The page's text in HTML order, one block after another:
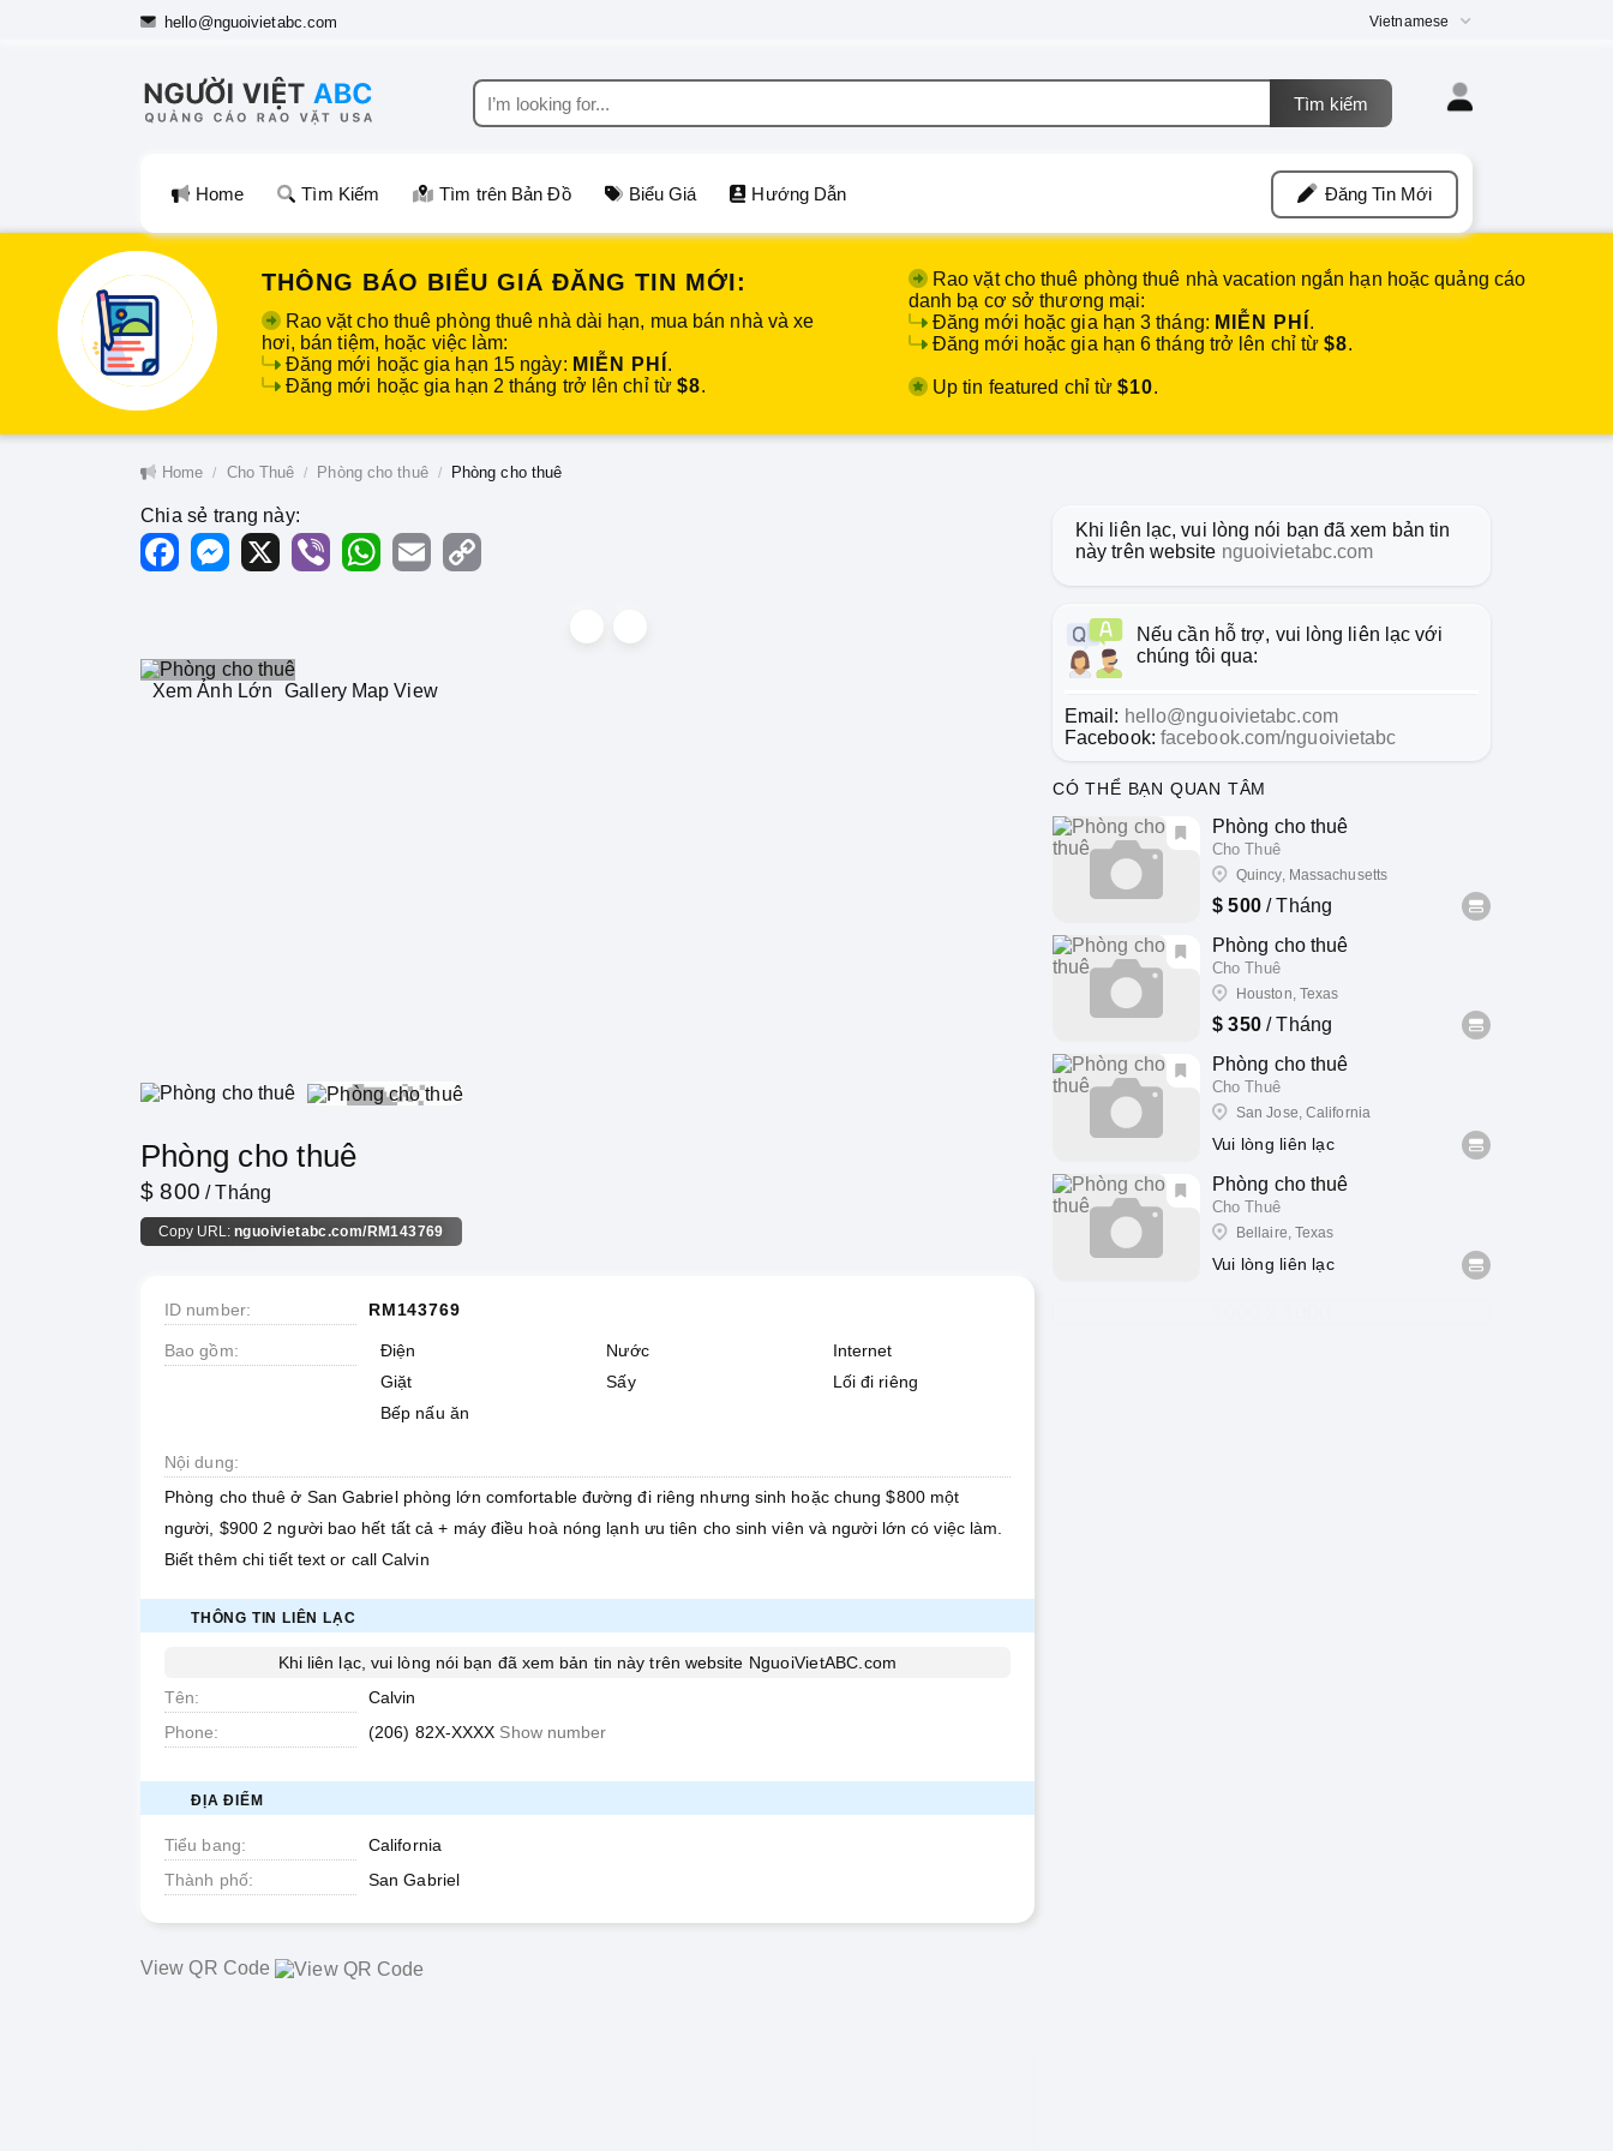
hello@nguoivietabc.com Vietnamese
Home Tìm Kiếm Tìm trên Bản Đồ Biểu Giá Hướng Dẫn Đăng Tin Mới
THÔNG BÁO BIỂU GIÁ ĐĂNG TIN MỚI:
Rao vặt cho thuê phòng thuê nhà dài hạn, mua bán nhà và xe
hơi, bán tiệm, hoặc việc làm:
Đăng mới hoặc gia hạn 15 ngày: MIỄN PHÍ .
Đăng mới hoặc gia hạn 2 tháng trở lên chỉ từ$8.
Rao vặt cho thuê phòng thuê nhà vacation ngắn hạn hoặc quảng cáo
danh bạ cơ sở thương mại:
Đăng mới hoặc gia hạn 3 tháng: MIỄN PHÍ .
Đăng mới hoặc gia hạn 6 tháng trở lên chỉ từ$8.
Up tin featured chỉ từ$10.
Home Cho Thuê Phòng cho thuê Phòng cho thuê
Khi liên lạc, vui lòng nói bạn đã xem bản tin
này trên website nguoivietabc.com
Nếu cần hỗ trợ, vui lòng liên lạc với
chúng tôi qua:
Email: hello@nguoivietabc.com
Facebook: facebook.com/nguoivietabc
CÓ THỂ BẠN QUAN TÂM
Phòng cho thuê
Cho Thuê
Quincy, Massachusetts
$ 500 / Tháng
Phòng cho thuê
Cho Thuê
Houston, Texas
$ 350 / Tháng
Phòng cho thuê
Cho Thuê
San Jose, California
Vui lòng liên lạc
Phòng cho thuê
Cho Thuê
Bellaire, Texas
Vui lòng liên lạc
Chia sẻ trang này:
FacebookMessenger
X Viber WhatsApp
Email
Xem Ảnh Lớn Gallery Map View
Phòng cho thuê
$ 800 / Tháng
Copy URL: nguoivietabc.com/RM143769
ID number RM143769
Bao gồm Điện Nước
Internet
Giặt
Sấy
Lối đi riêng
Bếp nấu ăn
Nội dung
Phòng cho thuê ở San Gabriel phòng lớn comfortable đường đi riêng nhưng sinh hoặc chung $800 một
người, $900 2 người bao hết tất cả + máy điều hoà nóng lạnh ưu tiên cho sinh viên và người lớn có việc làm.
Biết thêm chi tiết text or call Calvin
THÔNG TIN LIÊN LẠC
Khi liên lạc, vui lòng nói bạn đã xem bản tin này trên website NguoiVietABC.com
Tên
Calvin
Phone
(206) 82X-XXXX Show number
ĐỊA ĐIỂM
Tiểu bang
California
Thành phố
San Gabriel
View QR Code